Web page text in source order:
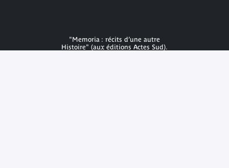
"Memoria : récits d’une autre
Histoire" (aux éditions Actes Sud).